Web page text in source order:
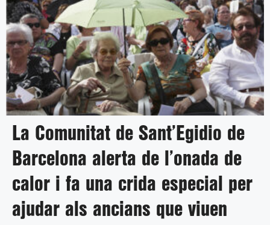
La Comunitat de Sant’Egidio de
Barcelona alerta de l’onada de
calor i fa una crida especial per
ajudar als ancians que viuen